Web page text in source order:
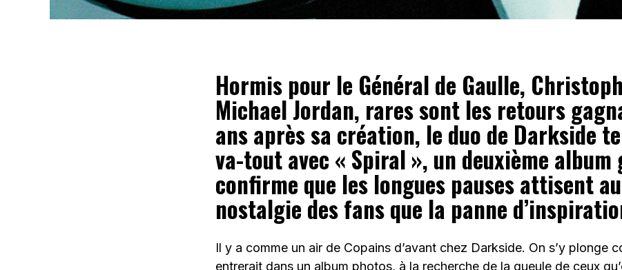
Hormis pour le Général de Gaulle,
Michael Jordan, rares sont les retours
ans après sa création, le duo de Darkside
va-tout avec « Spiral », un deuxième
confirme que les longues pauses attisent
nostalgie des fans que la panne
Il y a comme un air de Copains d’avant chez Darkside. On s’y plonge
entrerait dans un album photos, à la recherche de la gueule de ceux